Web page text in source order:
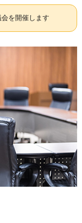
を開催します